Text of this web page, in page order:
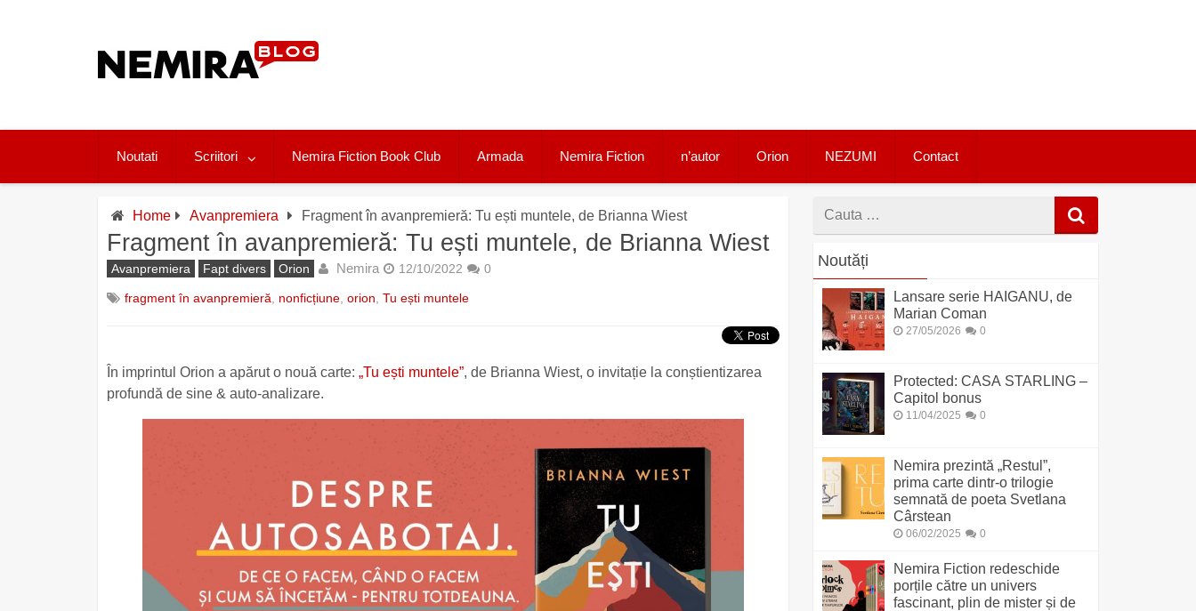
Noutati Scriitori Nemira Fiction Book Club Armada Nemira Fiction n’autor Orion NEZUMI Contact
Home Avanpremiera Fragment în avanpremieră: Tu ești muntele, de Brianna Wiest
Fragment în avanpremieră: Tu ești muntele, de Brianna Wiest
Avanpremiera Fapt divers Orion Nemira 12/10/2022 0
fragment în avanpremieră nonficțiune orion Tu ești muntele
În imprintul Orion a apărut o nouă carte: „Tu ești muntele”, de Brianna Wiest, o invitație la conștientizarea
profundă de sine & auto-analizare.
Cauta
Noutăți
Lansare serie HAIGANU, de
Marian Coman
27/05/2026 0
Protected: CASA STARLING –
Capitol bonus
11/04/2025 0
Nemira prezintă „Restul”,
prima carte dintr-o trilogie
semnată de poeta Svetlana
Cârstean
06/02/2025 0
Nemira Fiction redeschide
porțile către un univers
fascinant, plin de mister și de